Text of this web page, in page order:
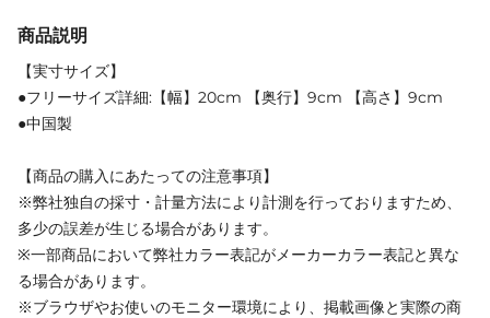
商品説明
【実寸サイズ】
●フリーサイズ詳細:【幅】20cm 【奥行】9cm 【高さ】9cm
●中国製
【商品の購入にあたっての注意事項】
※弊社独自の採寸・計量方法により計測を行っておりますため、
多少の誤差が生じる場合があります。
※一部商品において弊社カラー表記がメーカーカラー表記と異な
る場合があります。
※ブラウザやお使いのモニター環境により、掲載画像と実際の商